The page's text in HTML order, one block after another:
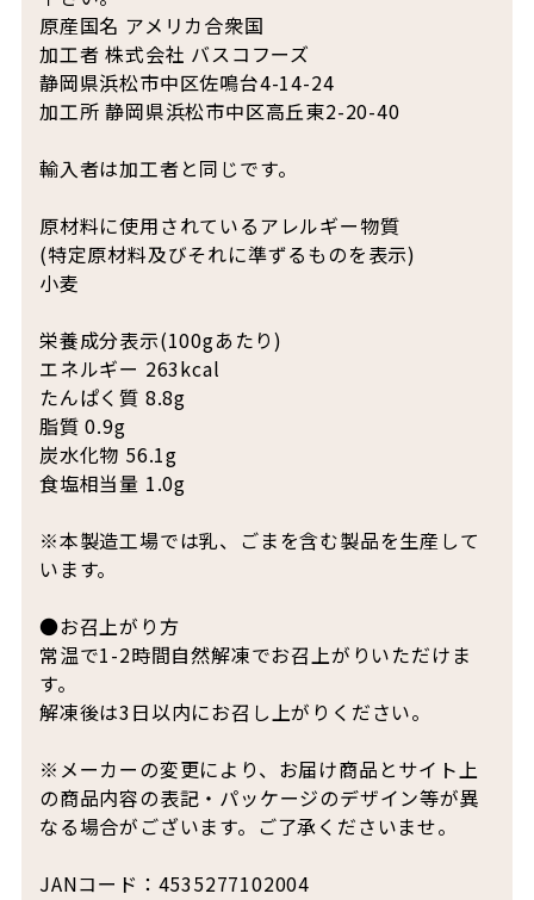
原産国名 アメリカ合衆国
加工者 株式会社 バスコフーズ
静岡県浜松市中区佐鳴台4-14-24
加工所 静岡県浜松市中区高丘東2-20-40
輸入者は加工者と同じです。
原材料に使用されているアレルギー物質
(特定原材料及びそれに準ずるものを表示)
小麦
栄養成分表示(100gあたり)
エネルギー 263kcal
たんぱく質 8.8g
脂質 0.9g
炭水化物 56.1g
食塩相当量 1.0g
※本製造工場では乳、ごまを含む製品を生産して
います。
●お召上がり方
常温で1-2時間自然解凍でお召上がりいただけま
す。
解凍後は3日以内にお召し上がりください。
※メーカーの変更により、お届け商品とサイト上
の商品内容の表記・パッケージのデザイン等が異
なる場合がございます。ご了承くださいませ。
JANコード：4535277102004